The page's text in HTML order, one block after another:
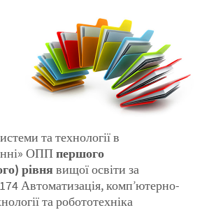
та технології в
ОППпершого
рівнявищої освіти за
Автоматизація, комп’ютерно-
та робототехніка